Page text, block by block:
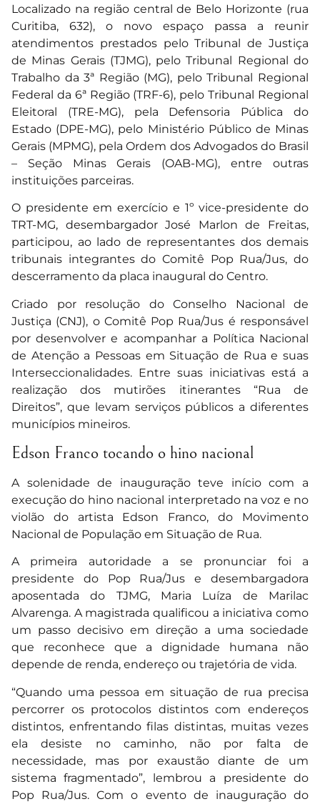
Localizado na região central de Belo Horizonte (rua
Curitiba, 632), o novo espaço passa a reunir
atendimentos prestados pelo Tribunal de Justiça
de Minas Gerais (TJMG), pelo Tribunal Regional do
Trabalho da 3ª Região (MG), pelo Tribunal Regional
Federal da 6ª Região (TRF-6), pelo Tribunal Regional
Eleitoral (TRE-MG), pela Defensoria Pública do
Estado (DPE-MG), pelo Ministério Público de Minas
Gerais (MPMG), pela Ordem dos Advogados do Brasil
– Seção Minas Gerais (OAB-MG), entre outras
instituições parceiras.
O presidente em exercício e 1º vice-presidente do
TRT-MG, desembargador José Marlon de Freitas,
participou, ao lado de representantes dos demais
tribunais integrantes do Comitê Pop Rua/Jus, do
descerramento da placa inaugural do Centro.
Criado por resolução do Conselho Nacional de
Justiça (CNJ), o Comitê Pop Rua/Jus é responsável
por desenvolver e acompanhar a Política Nacional
de Atenção a Pessoas em Situação de Rua e suas
Interseccionalidades. Entre suas iniciativas está a
realização dos mutirões itinerantes “Rua de
Direitos”, que levam serviços públicos a diferentes
municípios mineiros.
Edson Franco tocando o hino nacional
A solenidade de inauguração teve início com a
execução do hino nacional interpretado na voz e no
violão do artista Edson Franco, do Movimento
Nacional de População em Situação de Rua.
A primeira autoridade a se pronunciar foi a
presidente do Pop Rua/Jus e desembargadora
aposentada do TJMG, Maria Luíza de Marilac
Alvarenga. A magistrada qualificou a iniciativa como
um passo decisivo em direção a uma sociedade
que reconhece que a dignidade humana não
depende de renda, endereço ou trajetória de vida.
“Quando uma pessoa em situação de rua precisa
percorrer os protocolos distintos com endereços
distintos, enfrentando filas distintas, muitas vezes
ela desiste no caminho, não por falta de
necessidade, mas por exaustão diante de um
sistema fragmentado”, lembrou a presidente do
Pop Rua/Jus. Com o evento de inauguração do